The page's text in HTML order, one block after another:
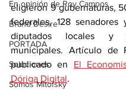
En opinión de Roy Campos
Brand Desire
PORTADA
Soluciones
Somos Mitofsky
eligieron 9 gubernaturas,
federales, 128
diputados locales y
municipales. Artículo de
publicado en El
Dóriga Digital.